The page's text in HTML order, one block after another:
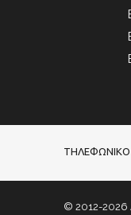
ΤΗΛΕΦΩΝΙΚΌ
© 2012-2026